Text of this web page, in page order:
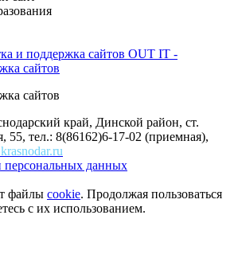
OUT IT -
сайтов
сайтов
край, Динской район, ст.
55, тел.: 8(86162)6-17-02 (приемная),
персональных данных
файлы cookie. Продолжая пользоваться
с их использованием.